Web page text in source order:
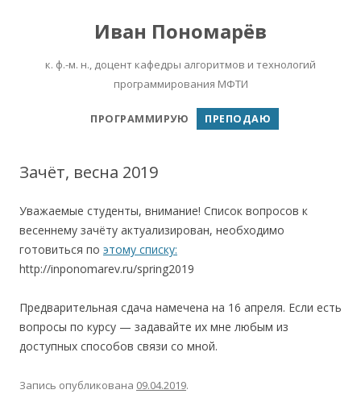
Иван Пономарёв
к. ф.-м. н., доцент кафедры алгоритмов и технологий
программирования МФТИ
Перейти к содержимому
ПРОГРАММИРУЮ ПРЕПОДАЮ
Зачёт, весна 2019
Уважаемые студенты, внимание! Список вопросов к
весеннему зачёту актуализирован, необходимо
готовиться по этому списку:
http://inponomarev.ru/spring2019
Предварительная сдача намечена на 16 апреля. Если есть
вопросы по курсу — задавайте их мне любым из
доступных способов связи со мной.
Запись опубликована 09.04.2019.